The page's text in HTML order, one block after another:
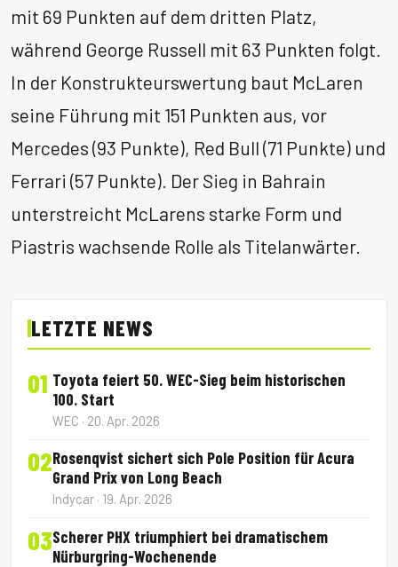
mit 69 Punkten auf dem dritten Platz,
während George Russell mit 63 Punkten folgt.
In der Konstrukteurswertung baut McLaren
seine Führung mit 151 Punkten aus, vor
Mercedes (93 Punkte), Red Bull (71 Punkte) und
Ferrari (57 Punkte). Der Sieg in Bahrain
unterstreicht McLarens starke Form und
Piastris wachsende Rolle als Titelanwärter.
LETZTE NEWS
01 Toyota feiert 50. WEC-Sieg beim historischen
100. Start
WEC · 20. Apr. 2026
02Rosenqvist sichert sich Pole Position für Acura
Grand Prix von Long Beach
Indycar · 19. Apr. 2026
03Scherer PHX triumphiert bei dramatischem
Nürburgring-Wochenende